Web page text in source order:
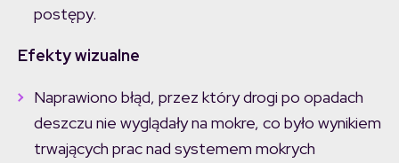
postępy.
Efekty wizualne
Naprawiono błąd, przez który drogi po opadach
deszczu nie wyglądały na mokre, co było wynikiem
trwających prac nad systemem mokrych